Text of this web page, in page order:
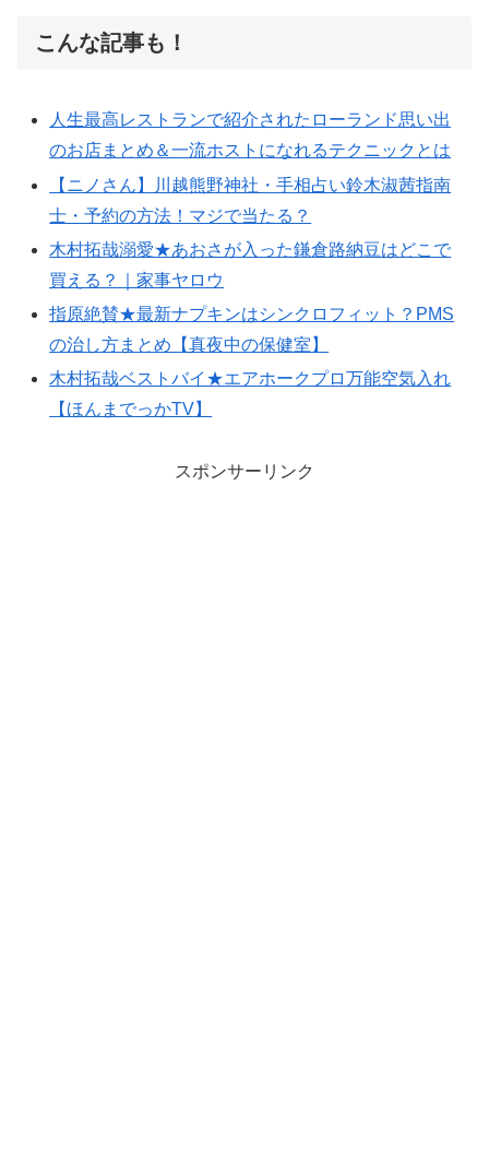
こんな記事も！
人生最高レストランで紹介されたローランド思い出
のお店まとめ＆一流ホストになれるテクニックとは
【ニノさん】川越熊野神社・手相占い鈴木淑茜指南
士・予約の方法！マジで当たる？
木村拓哉溺愛★あおさが入った鎌倉路納豆はどこで
買える？｜家事ヤロウ
指原絶賛★最新ナプキンはシンクロフィット？PMS
の治し方まとめ【真夜中の保健室】
木村拓哉ベストバイ★エアホークプロ万能空気入れ
【ほんまでっかTV】
スポンサーリンク